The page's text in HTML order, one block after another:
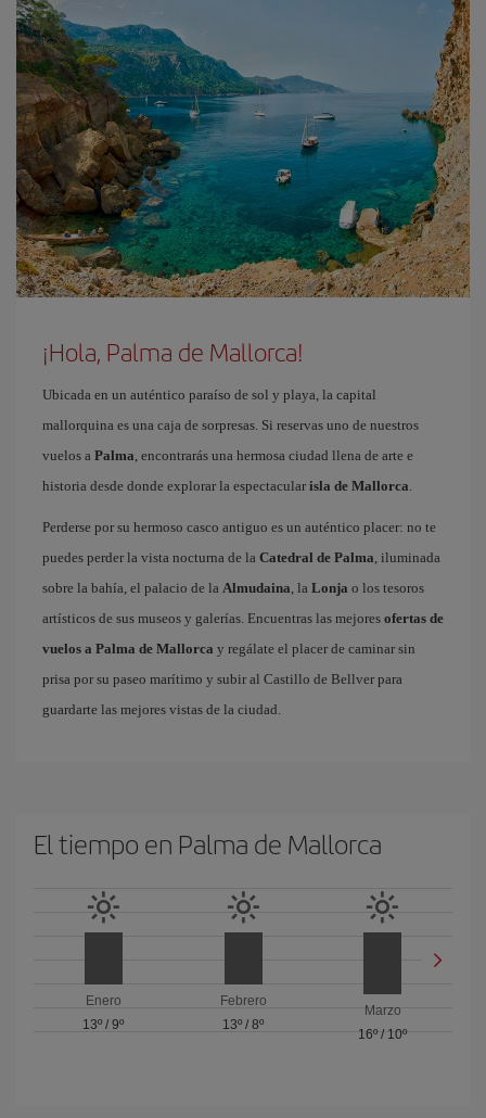
¡Hola, Palma de Mallorca!
Ubicada en un auténtico paraíso de sol y playa, la capital
mallorquina es una caja de sorpresas. Si reservas uno de nuestros
vuelos a Palma , encontrarás una hermosa ciudad llena de arte e
historia desde donde explorar la espectacular isla de Mallorca
Perderse por su hermoso casco antiguo es un auténtico placer: no te
puedes perder la vista nocturna de la Catedral de Palma , iluminada
sobre la bahía, el palacio de la Almudaina , la Lonja o los tesoros
artísticos de sus museos y galerías. Encuentras las mejores ofertas de
vuelos a Palma de Mallorca y regálate el placer de caminar sin
prisa por su paseo marítimo y subir al Castillo de Bellver para
guardarte las mejores vistas de la ciudad.
El tiempo en Palma de Mallorca
Enero
13º /9º
Febrero
13º / 8º
Marzo
16º/ 10º